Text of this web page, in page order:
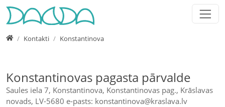
Jump directly to main navigation
Jump directly to content
Jump to sub navigation
HomeKontakti Konstantinova
Konstantinovas pagasta pārvalde
Saules iela 7, Konstantinova, Konstantinovas pag., Krāslavas
novads, LV-5680 e-pasts: konstantinova@kraslava.lv